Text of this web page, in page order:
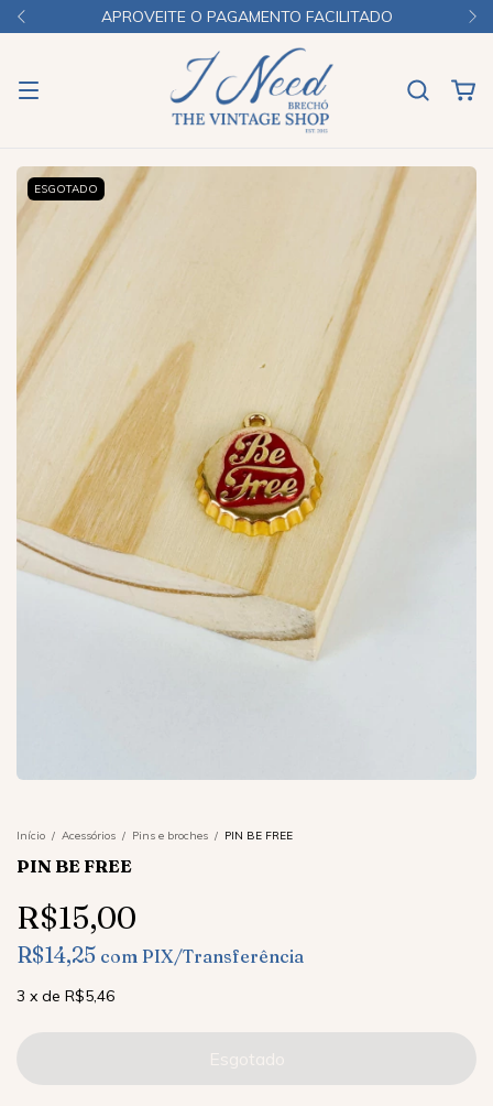
APROVEITE O PAGAMENTO FACILITADO
ESGOTADO
Início / Acessórios / Pins e broches / PIN BE FREE
PIN BE FREE
R$15,00
R$14,25 com PIX/Transferência
3 x de R$5,46